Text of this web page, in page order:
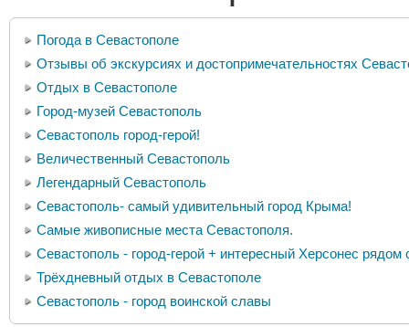
Погода в Севастополе
Отзывы об экскурсиях и достопримечательностях
Отдых в Севастополе
Город-музей Севастополь
Севастополь город-герой!
Величественный Севастополь
Легендарный Севастополь
Севастополь- самый удивительный город Крыма!
Самые живописные места Севастополя.
Севастополь - город-герой + интересный Херсонес рядом
Трёхдневный отдых в Севастополе
Севастополь - город воинской славы